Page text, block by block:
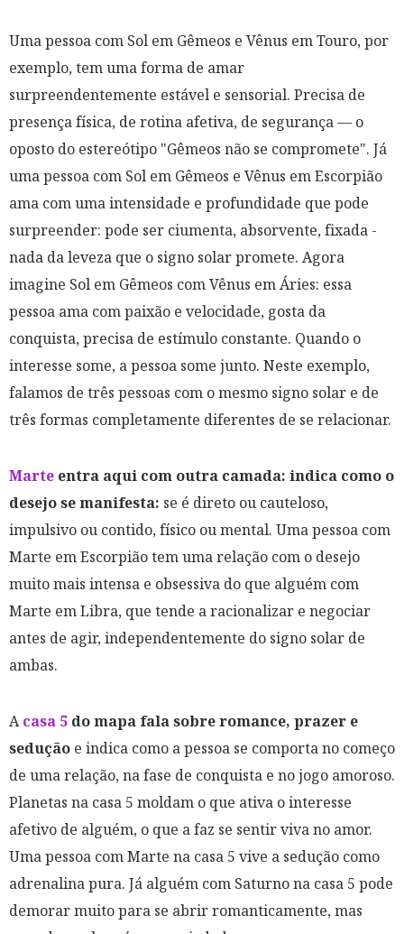
Uma pessoa com Sol em Gêmeos e Vênus em Touro, por
exemplo, tem uma forma de amar
surpreendentemente estável e sensorial. Precisa de
presença física, de rotina afetiva, de segurança — o
oposto do estereótipo "Gêmeos não se compromete". Já
uma pessoa com Sol em Gêmeos e Vênus em Escorpião
ama com uma intensidade e profundidade que pode
surpreender: pode ser ciumenta, absorvente, fixada -
nada da leveza que o signo solar promete. Agora
imagine Sol em Gêmeos com Vênus em Áries: essa
pessoa ama com paixão e velocidade, gosta da
conquista, precisa de estímulo constante. Quando o
interesse some, a pessoa some junto. Neste exemplo,
falamos de três pessoas com o mesmo signo solar e de
três formas completamente diferentes de se relacionar.
Marte entra aqui com outra camada: indica como o
desejo se manifesta: se é direto ou cauteloso,
impulsivo ou contido, físico ou mental. Uma pessoa com
Marte em Escorpião tem uma relação com o desejo
muito mais intensa e obsessiva do que alguém com
Marte em Libra, que tende a racionalizar e negociar
antes de agir, independentemente do signo solar de
ambas.
Acasa 5 do mapa fala sobre romance, prazer e
sedução e indica como a pessoa se comporta no começo
de uma relação, na fase de conquista e no jogo amoroso.
Planetas na casa 5 moldam o que ativa o interesse
afetivo de alguém, o que a faz se sentir viva no amor.
Uma pessoa com Marte na casa 5 vive a sedução como
adrenalina pura. Já alguém com Saturno na casa 5 pode
demorar muito para se abrir romanticamente, mas